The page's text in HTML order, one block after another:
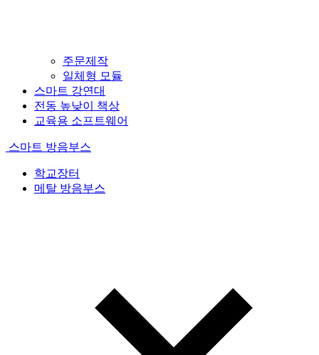
주문제작
일체형 모듈
스마트 강연대
전동 높낮이 책상
교육용 소프트웨어
스마트 방음부스
학교장터
메탈 방음부스